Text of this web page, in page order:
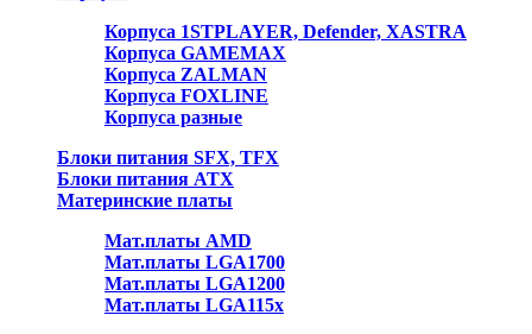
Корпуса 1STPLAYER, Defender, XASTRA
Корпуса GAMEMAX
Корпуса ZALMAN
Корпуса FOXLINE
Корпуса разные
Блоки питания SFX, TFX
Блоки питания ATX
Материнские платы
Мат.платы AMD
Мат.платы LGA1700
Мат.платы LGA1200
Мат.платы LGA115x